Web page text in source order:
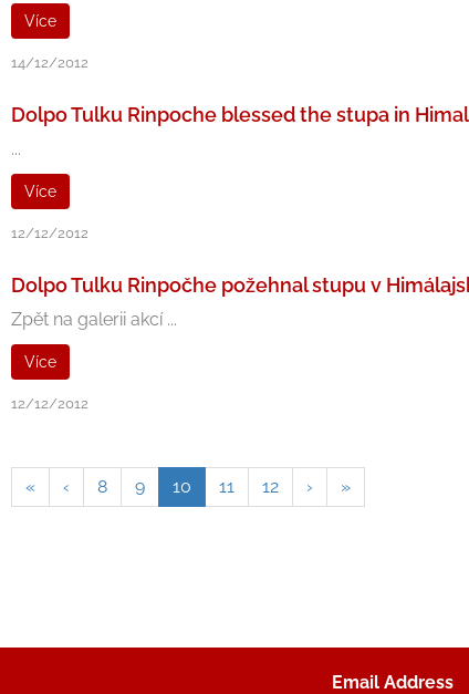
Více
14/12/2012
Dolpo Tulku Rinpoche blessed the stupa in
...
Více
12/12/2012
Dolpo Tulku Rinpočhe požehnal stupu v
Zpět na galerii akcí ...
Více
12/12/2012
« ‹ 8 9 10 11 12 › »
Email Address